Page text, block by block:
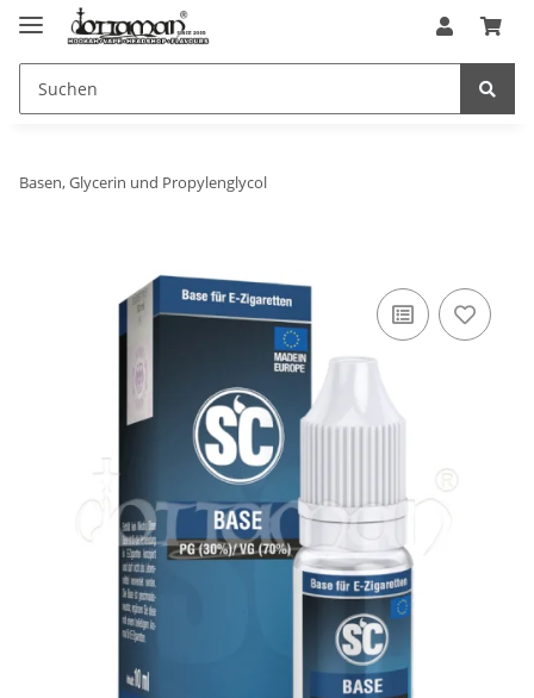
Basen, Glycerin und Propylenglycol